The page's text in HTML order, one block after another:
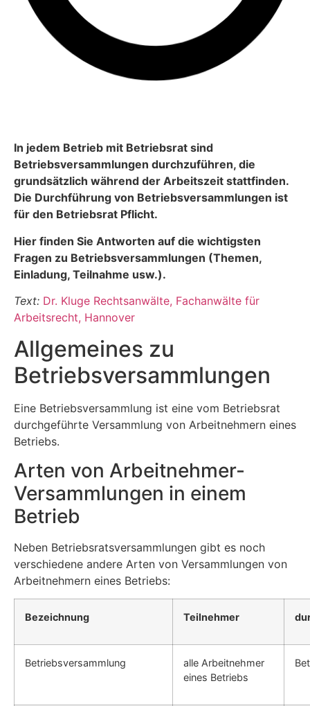
In jedem Betrieb mit Betriebsrat sind
Betriebsversammlungen durchzuführen, die
grundsätzlich während der Arbeitszeit stattfinden.
Die Durchführung von Betriebsversammlungen ist
für den Betriebsrat Pflicht.
Hier finden Sie Antworten auf die wichtigsten
Fragen zu Betriebsversammlungen (Themen,
Einladung, Teilnahme usw.).
Text: Dr. Kluge Rechtsanwälte, Fachanwälte für
Arbeitsrecht, Hannover
Allgemeines zu
Betriebsversammlungen
Eine Betriebsversammlung ist eine vom Betriebsrat
durchgeführte Versammlung von Arbeitnehmern eines
Betriebs.
Arten von Arbeitnehmer-
Versammlungen in einem
Betrieb
Neben Betriebsratsversammlungen gibt es noch
verschiedene andere Arten von Versammlungen von
Arbeitnehmern eines Betriebs:
Bezeichnung Teilnehmer
Betriebsversammlung
alle Arbeitnehmer
eines Betriebs